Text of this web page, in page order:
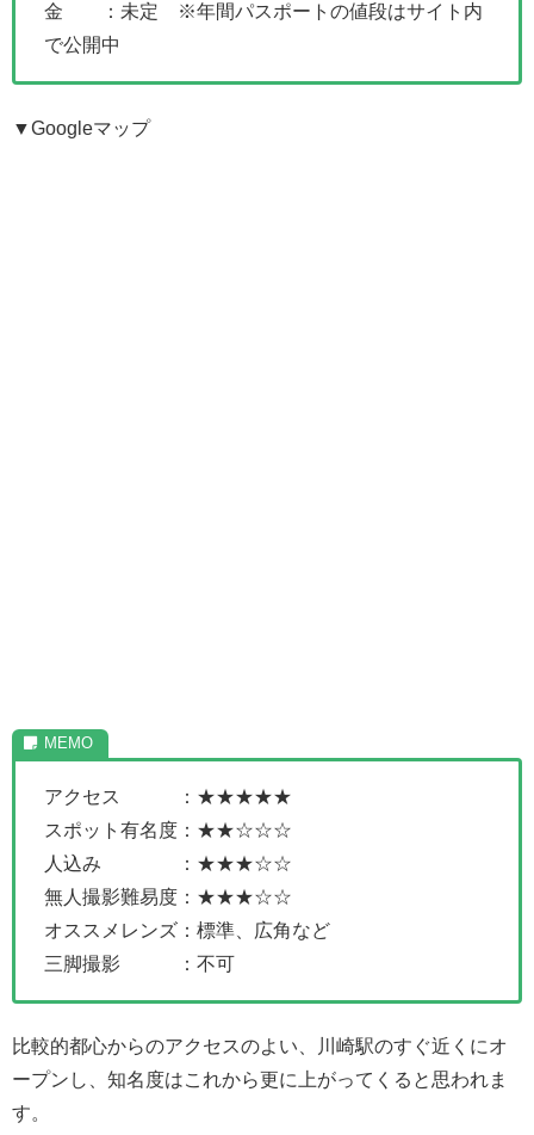
金 ：未定 ※年間パスポートの値段はサイト内
で公開中
▼Googleマップ
アクセス ：★★★★★
スポット有名度：★★☆☆☆
人込み ：★★★☆☆
無人撮影難易度：★★★☆☆
オススメレンズ：標準、広角など
三脚撮影 ：不可
比較的都心からのアクセスのよい、川崎駅のすぐ近くにオ
ープンし、知名度はこれから更に上がってくると思われま
す。